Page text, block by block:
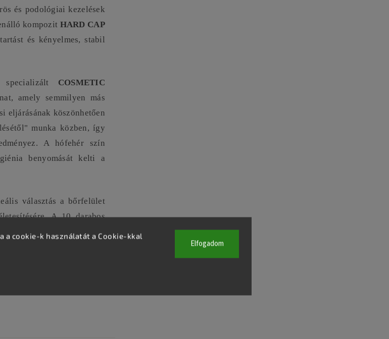
a cookie-k használatát a Cookie-kkal
Elfogadom
és podológiai kezelések
kompozit HARD CAP
és kényelmes, stabil
specializált COSMETIC
amely semmilyen más
eljárásának köszönhetően
munka közben, így
A hófehér szín
benyomását kelti a
választás a bőrfelület
A 10 darabos
feltöltéséhez vagy a
legfeljebb